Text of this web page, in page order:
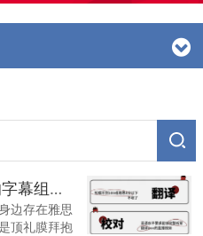
雅思8分以下不收！中国的字幕组要求竟然比牛剑还高？！
边存在雅思
顶礼膜拜抱